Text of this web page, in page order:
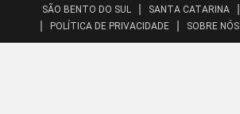
SÃO BENTO DO SUL
SANTA CATARINA
POLÍTICA DE PRIVACIDADE
SOBRE NÓS